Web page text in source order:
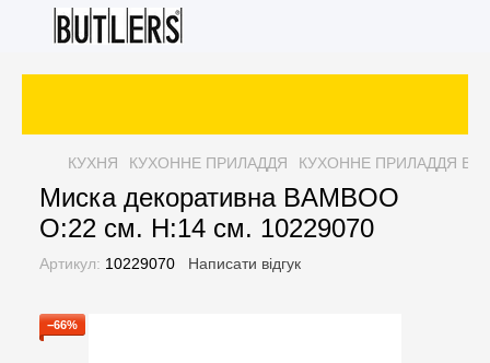
КУХНЯ КУХОННЕ ПРИЛАДДЯ КУХОННЕ ПРИЛАДДЯ
Миска декоративна BAMBOO
O:22 см. H:14 см. 10229070
Артикул: 10229070 Написати відгук
−66%